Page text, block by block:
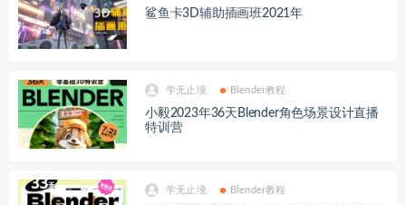
鲨鱼卡3D辅助插画班2021年
学无止境 Blender教程
小毅2023年36天Blender角色场景设计直播
特训营
学无止境 Blender教程